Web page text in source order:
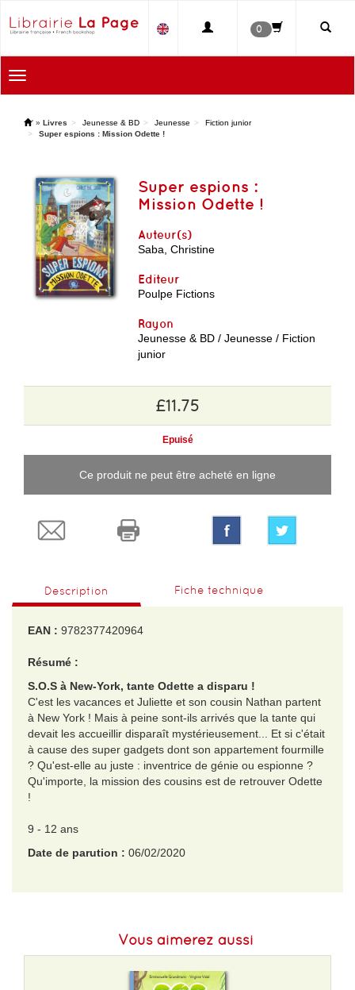
0
Toggle
navigation
' » Livres Jeunesse & BD Jeunesse
Fiction junior
Super espions : Mission Odette !
Super espions :
Mission Odette !
Auteur(s)
Saba, Christine
Editeur
Poulpe Fictions
Rayon
Jeunesse & BD / Jeunesse / Fiction
junior
£11.75
Epuisé
Ce produit ne peut être acheté en ligne
Description Fiche technique
EAN : 9782377420964
Résumé :
S.O.S à New-York, tante Odette a disparu !
C'est les vacances et Juliette et son cousin Nathan partent
à New York ! Mais à peine sont-ils arrivés que la tante qui
devait les accueillir disparaît mystérieusement... Et si c'était
à cause des super gadgets dont son appartement fourmille
? Qu'est-elle au juste : inventrice de génie ou espionne ?
Qu'importe, la mission des cousins est de retrouver Odette
!
9 - 12 ans
Date de parution : 06/02/2020
Vous aimerez aussi